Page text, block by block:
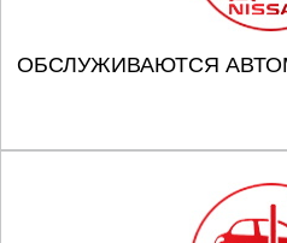
ОБСЛУЖИВАЮТСЯ